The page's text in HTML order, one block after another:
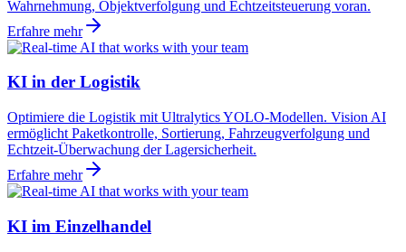
Wahrnehmung, Objektverfolgung und Echtzeitsteuerung voran.
Erfahre mehr
KI in der Logistik
Optimiere die Logistik mit Ultralytics YOLO-Modellen. Vision AI
ermöglicht Paketkontrolle, Sortierung, Fahrzeugverfolgung und
Echtzeit-Überwachung der Lagersicherheit.
Erfahre mehr
KI im Einzelhandel